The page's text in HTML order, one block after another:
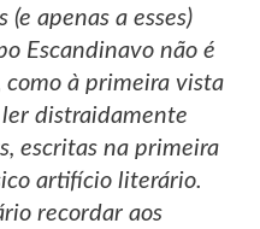
(e apenas a esses)
Escandinavo não é
à primeira vista
distraidamente
escritas na primeira
artifício literário.
recordar aos